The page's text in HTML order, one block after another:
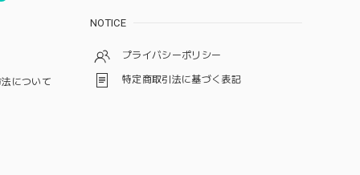
について
NOTICE
プライバシーポリシー
特定商取引法に基づく表記